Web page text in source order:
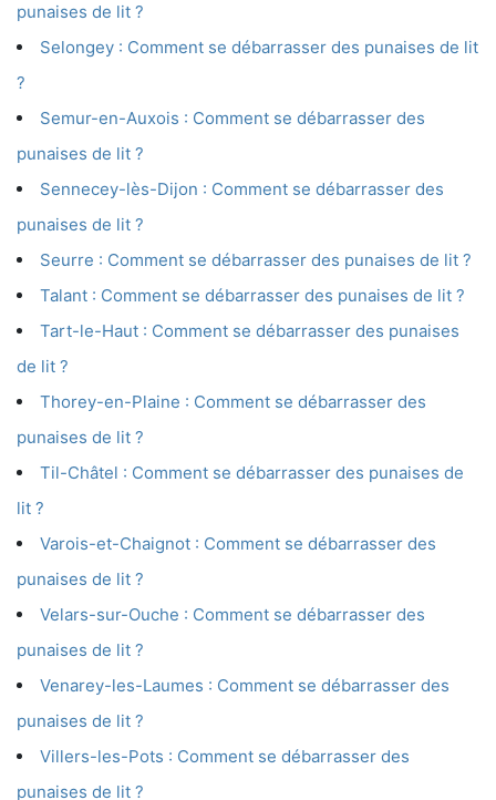
punaises de lit ?
Selongey : Comment se débarrasser des punaises de lit
?
Semur-en-Auxois : Comment se débarrasser des
punaises de lit ?
Sennecey-lès-Dijon : Comment se débarrasser des
punaises de lit ?
Seurre : Comment se débarrasser des punaises de lit ?
Talant : Comment se débarrasser des punaises de lit ?
Tart-le-Haut : Comment se débarrasser des punaises
de lit ?
Thorey-en-Plaine : Comment se débarrasser des
punaises de lit ?
Til-Châtel : Comment se débarrasser des punaises de
lit ?
Varois-et-Chaignot : Comment se débarrasser des
punaises de lit ?
Velars-sur-Ouche : Comment se débarrasser des
punaises de lit ?
Venarey-les-Laumes : Comment se débarrasser des
punaises de lit ?
Villers-les-Pots : Comment se débarrasser des
punaises de lit ?